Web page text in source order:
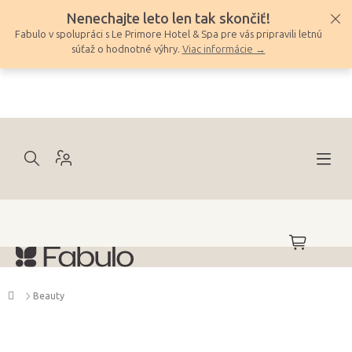
obsah
Nenechajte leto len tak skončiť!
Fabulo v spolupráci s Le Primore Hotel & Spa pre vás pripravili letnú
súťaž o hodnotné výhry. Viac informácie →
NÁKUPNÝ
KOŠÍK
Domov
Beauty